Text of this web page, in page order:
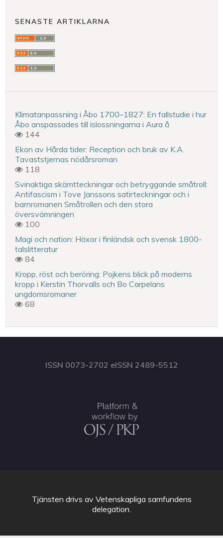
SENASTE ARTIKLARNA
Klimatanpassning i Åbo 1700–1827: En fallstudie i hur
Åbo anspassades till islossningarna i Aura å
144
Ekon av Hårda tider: Reception och bruk av K.A.
Tavaststjernas nödårsroman
118
Svinaktiga skämtteckningar och betryggande småtroll:
Antifascism i Tove Janssons satirteckningar och i
barnromanen Småtrollen och den stora
översvämningen
100
Magi och nation: Häxor i finländsk och svensk 1800-
talslitteratur
84
Kropp, röst och beröring: Pojkens blick på moderns
kropp i Kerstin Thorvalls och Bo Carpelans
ungdomsromaner
68
ISSN 0073-2702 eISSN 2489-5512
Tjänsten drivs av Vetenskapliga samfundens
delegation.